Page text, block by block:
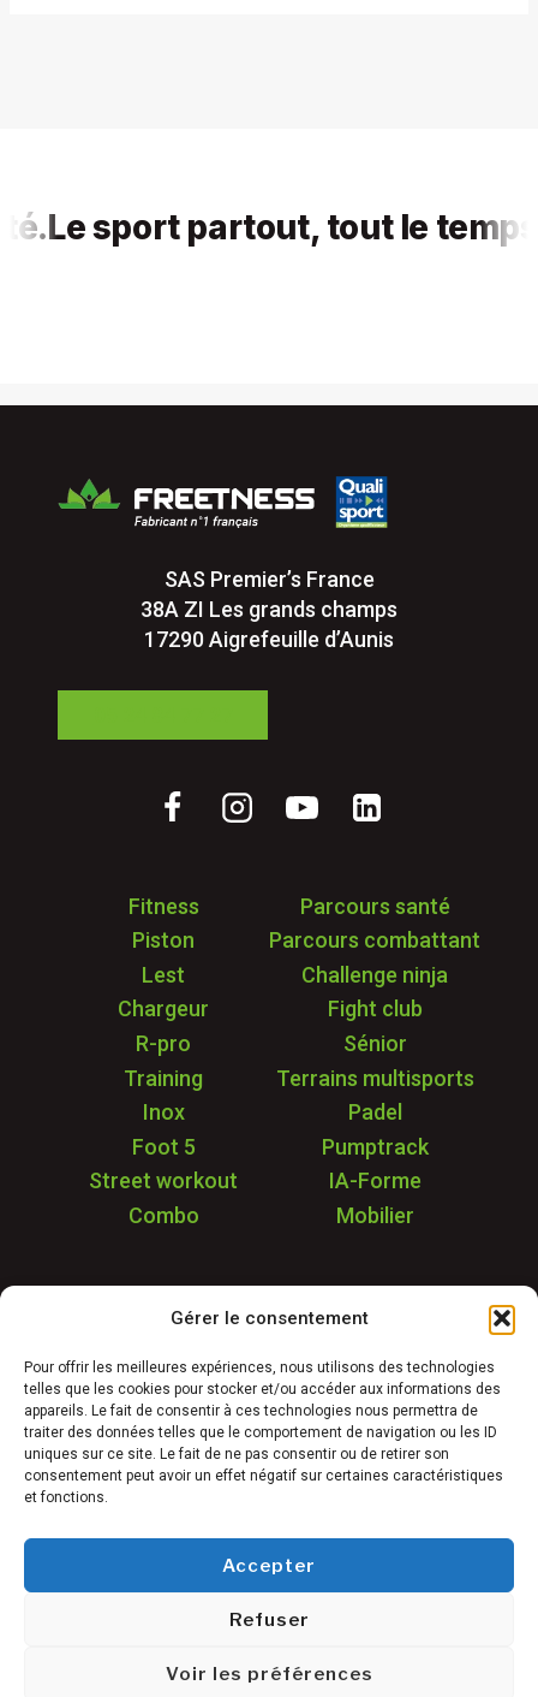
Gérer le consentement
Pour offrir les meilleures expériences, nous utilisons des technologies
telles que les cookies pour stocker et/ou accéder aux informations des
appareils. Le fait de consentir à ces technologies nous permettra de
traiter des données telles que le comportement de navigation ou les ID
uniques sur ce site. Le fait de ne pas consentir ou de retirer son
consentement peut avoir un effet négatif sur certaines caractéristiques
et fonctions.
Accepter
Refuser
Voir les préférences
sport partout, tout le temps,
SAS Premier’s France
38A ZI Les grands champs
17290 Aigrefeuille d’Aunis
Fitness
Parcours santé
Piston
Parcours combattant
Lest
Challenge ninja
Chargeur
Fight club
R-pro
Sénior
Training
Terrains multisports
Inox
Padel
Foot 5
Pumptrack
Street workout
IA-Forme
Combo
Mobilier
Garantie & SAV
Déstockage
Réalisations
FAQ
Blog
Contact
Conditions générales de vente